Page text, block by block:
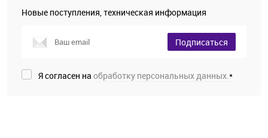
Новые поступления, техническая информация
Подписаться
Я согласен на обработку персональных данных.*